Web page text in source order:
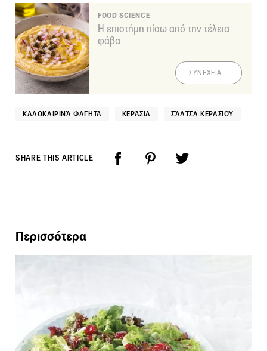
FOOD SCIENCE
Η επιστήμη πίσω από την τέλεια
φάβα
ΣΥΝΕΧΕΙΑ
ΚΑΛΟΚΑΙΡΙΝΆ ΦΑΓΗΤΆ ΚΕΡΆΣΙΑ ΣΆΛΤΣΑ ΚΕΡΑΣΙΟΎ
SHARE THIS ARTICLE
Περισσότερα